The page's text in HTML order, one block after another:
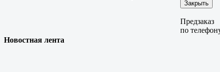
Закрыть
Предзаказ
по
Новостная лента